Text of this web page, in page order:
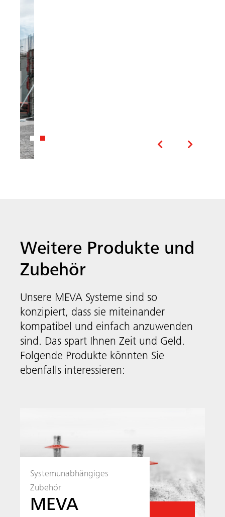
Weitere Produkte und
Zubehör
Unsere MEVA Systeme sind so
konzipiert, dass sie miteinander
kompatibel und einfach anzuwenden
Systemunabhängiges
Zubehör
MEVA
FormSet
Sicherheitssysteme um Ihr nächstes
Bauprojekt so einfach wie möglich zu